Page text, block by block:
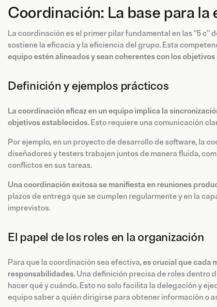
Coordinación: La base para
La coordinación es el primer pilar fundamental en las "5 c"
sostiene la eficacia y la eficiencia del grupo. Esta
equipo estén alineados y sean coherentes con los objetivos
Definición y ejemplos prácticos
La coordinación eficaz en un equipo implica la
objetivos establecidos. Esto requiere una comunicación
Por ejemplo, en un proyecto de desarrollo de software, la
diseñadores y testers trabajen juntos de manera fluida,
conflictos en sus tareas.
Una coordinación exitosa se manifiesta en reuniones
plazos de entrega que se cumplen regularmente y en la
imprevistos.
El papel de los roles en la organización
Para que la coordinación sea efectiva,es crucial que cada
responsabilidades. Una definición precisa de roles dentro
hacer qué y cuándo. Esto no solo facilita la delegación y
equipo saber a quién dirigirse para obtener información o